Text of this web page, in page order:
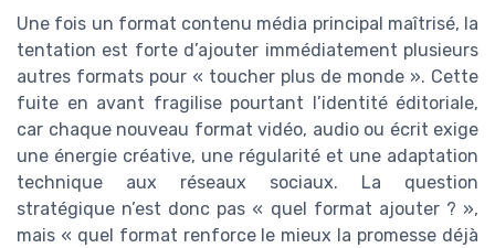
Une fois un format contenu média principal maîtrisé, la
tentation est forte d’ajouter immédiatement plusieurs
autres formats pour « toucher plus de monde ». Cette
fuite en avant fragilise pourtant l’identité éditoriale,
car chaque nouveau format vidéo, audio ou écrit exige
une énergie créative, une régularité et une adaptation
technique aux réseaux sociaux. La question
stratégique n’est donc pas « quel format ajouter ? »,
mais « quel format renforce le mieux la promesse déjà